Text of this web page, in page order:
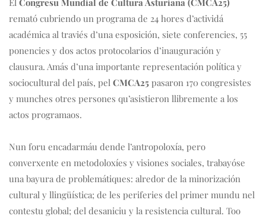
El
remató cubriendo un programa de 24 hores d’actividá
académica al traviés d’una esposición, siete conferencies, 55
ponencies y dos actos protocolarios d’inauguración y
clausura. Amás d’una importante representación política y
sociocultural del país, pel CMCA25 pasaron 170 congresistes
y munches otres persones qu’asistieron llibremente a los
actos programaos.
Nun foru encadarmáu dende l’antropoloxía, pero
converxente en metodoloxíes y visiones sociales, trabayóse
una bayura de problemátiques: alredor de la minorización
cultural y llingüística; de les periferies del primer mundu nel
contestu global; del desaniciu y la resistencia cultural. Too